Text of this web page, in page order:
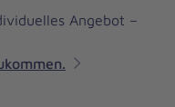
Angebot –